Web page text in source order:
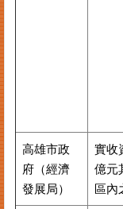
高雄市政
府（經濟
發展局）
實收
億元
區內